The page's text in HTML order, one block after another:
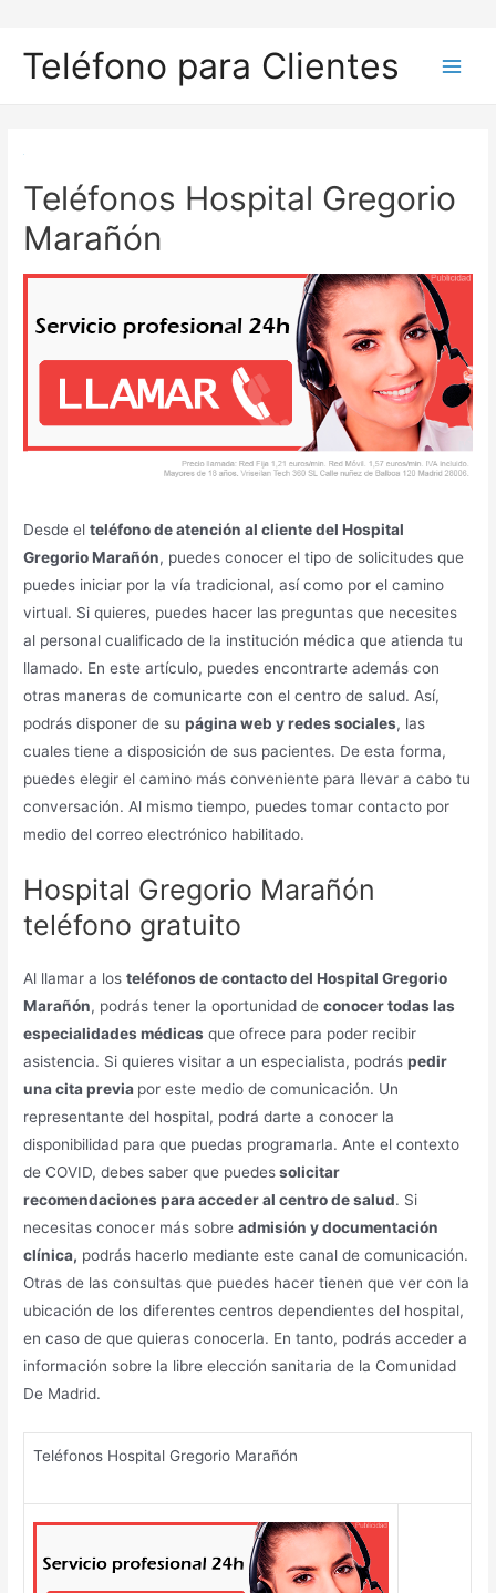
contenido
Teléfono para Clientes
Teléfonos Hospital Gregorio
Marañón
Desde elteléfono de atención al cliente del Hospital
Gregorio Marañón, puedes conocer el tipo de solicitudes que
puedes iniciar por la vía tradicional, así como por el camino
virtual. Si quieres, puedes hacer las preguntas que necesites
al personal cualificado de la institución médica que atienda tu
llamado. En este artículo, puedes encontrarte además con
otras maneras de comunicarte con el centro de salud. Así,
podrás disponer de supágina web y redes sociales, las
cuales tiene a disposición de sus pacientes. De esta forma,
puedes elegir el camino más conveniente para llevar a cabo tu
conversación. Al mismo tiempo, puedes tomar contacto por
medio del correo electrónico habilitado.
Hospital Gregorio Marañón
teléfono gratuito
Al llamar a losteléfonos de contacto del Hospital Gregorio
Marañón, podrás tener la oportunidad deconocer todas las
especialidades médicas que ofrece para poder recibir
asistencia. Si quieres visitar a un especialista, podráspedir
una cita previa por este medio de comunicación. Un
representante del hospital, podrá darte a conocer la
disponibilidad para que puedas programarla. Ante el contexto
de COVID, debes saber que puedessolicitar
recomendaciones para acceder al centro de salud. Si
necesitas conocer más sobreadmisión y documentación
clínica, podrás hacerlo mediante este canal de comunicación.
Otras de las consultas que puedes hacer tienen que ver con la
ubicación de los diferentes centros dependientes del hospital,
en caso de que quieras conocerla. En tanto, podrás acceder a
información sobre la libre elección sanitaria de la Comunidad
De Madrid.
Teléfonos Hospital Gregorio Marañón